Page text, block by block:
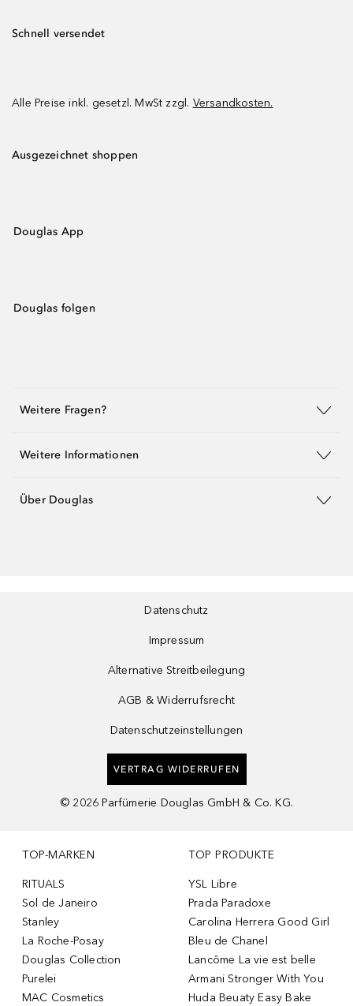
Schnell versendet
Alle Preise inkl. gesetzl. MwSt zzgl. Versandkosten.
Ausgezeichnet shoppen
Douglas App
Douglas folgen
Weitere Fragen?
Weitere Informationen
Über Douglas
Datenschutz
Impressum
Alternative Streitbeilegung
AGB & Widerrufsrecht
Datenschutzeinstellungen
VERTRAG WIDERRUFEN
© 2026 Parfümerie Douglas GmbH & Co. KG.
TOP-MARKEN
RITUALS
Sol de Janeiro
Stanley
La Roche-Posay
Douglas Collection
Purelei
MAC Cosmetics
TOP PRODUKTE
YSL Libre
Prada Paradoxe
Carolina Herrera Good Girl
Bleu de Chanel
Lancôme La vie est belle
Armani Stronger With You
Huda Beuaty Easy Bake